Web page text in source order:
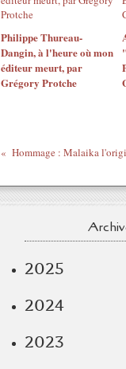
Philippe Thureau-
Dangin, à l'heure où mon
éditeur meurt, par
Grégory Protche
2025
2024
2023